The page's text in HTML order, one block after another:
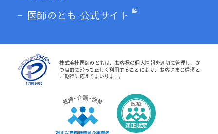
医師のとも 公式サイト
株式会社医師のともは、お客様の個人情報を適切に管理し、か
つ目的に沿って正しく利用することにより、お客さまの信頼と
ご期待に応えてまいります。